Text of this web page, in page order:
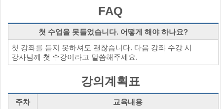
FAQ
첫 수업을 못들었습니다. 어떻게 해야 하나요?
첫 강좌를 듣지 못하셔도 괜찮습니다. 다음 강좌 수강 시
강사님께 첫 수강이라고 말씀해주세요.
강의계획표
주차 교육내용